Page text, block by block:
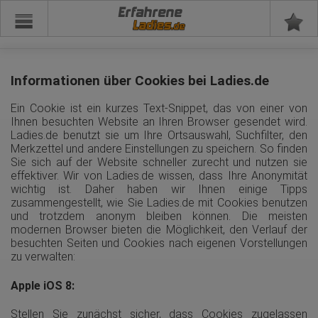
Erfahrene
Informationen über Cookies bei Ladies.de
Ein Cookie ist ein kurzes Text-Snippet, das von einer von
Ihnen besuchten Website an Ihren Browser gesendet wird.
Ladies.de benutzt sie um Ihre Ortsauswahl, Suchfilter, den
Merkzettel und andere Einstellungen zu speichern. So finden
Sie sich auf der Website schneller zurecht und nutzen sie
effektiver. Wir von Ladies.de wissen, dass Ihre Anonymität
wichtig ist. Daher haben wir Ihnen einige Tipps
zusammengestellt, wie Sie Ladies.de mit Cookies benutzen
und trotzdem anonym bleiben können. Die meisten
modernen Browser bieten die Möglichkeit, den Verlauf der
besuchten Seiten und Cookies nach eigenen Vorstellungen
zu verwalten:
Apple iOS 8:
Stellen Sie zunächst sicher, dass Cookies zugelassen